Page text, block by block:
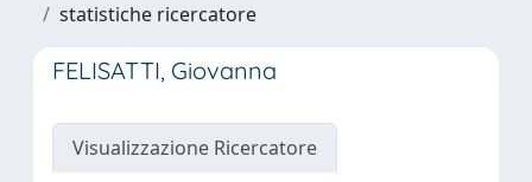
statistiche ricercatore
FELISATTI, Giovanna
Visualizzazione Ricercatore